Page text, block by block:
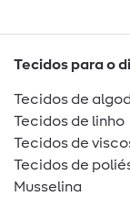
Tecidos para o
Tecidos de
Tecidos de linho
Tecidos de
Tecidos de
Musselina